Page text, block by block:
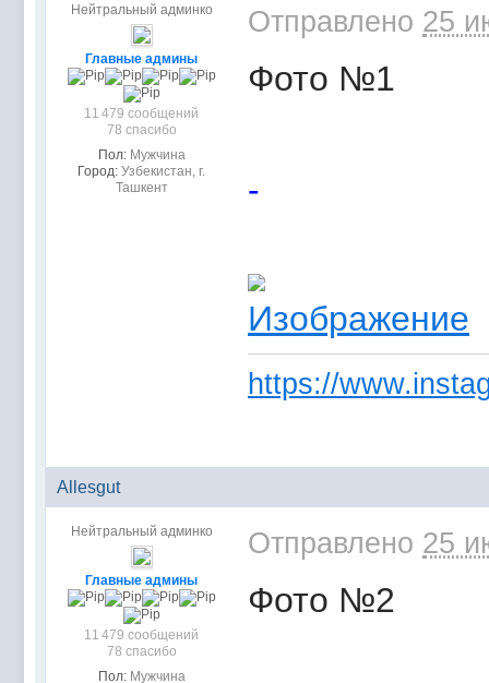
Нейтральный админко
Главные админы
11 479 сообщений
78 спасибо
Пол: Мужчина
Город: Узбекистан, г.
Ташкент
Отправлено 25
Фото №1
-
https://
Allesgut
Нейтральный админко
Главные админы
11 479 сообщений
78 спасибо
Пол: Мужчина
Отправлено 25
Фото №2